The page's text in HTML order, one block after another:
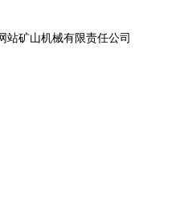
站矿山机械有限责任公司